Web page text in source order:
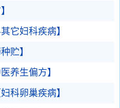
它妇科疾病】
贮】
养生偏方】
科卵巢疾病】